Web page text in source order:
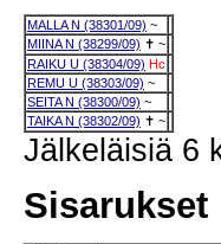
MALLA N (38301/09) ~
MIINA N (38299/09) ✝ ~
RAIKU U (38304/09) Hc
REMU U (38303/09) ~
SEITA N (38300/09) ~
TAIKA N (38302/09) ✝ ~
Jälkeläisiä 6
Sisarukset